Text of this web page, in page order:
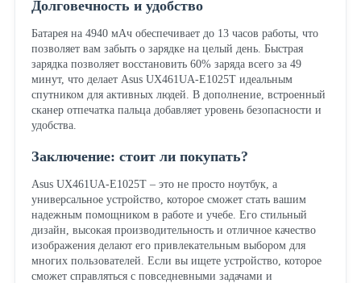
Долговечность и удобство
Батарея на 4940 мАч обеспечивает до 13 часов работы, что
позволяет вам забыть о зарядке на целый день. Быстрая
зарядка позволяет восстановить 60% заряда всего за 49
минут, что делает Asus UX461UA-E1025T идеальным
спутником для активных людей. В дополнение, встроенный
сканер отпечатка пальца добавляет уровень безопасности и
удобства.
Заключение: стоит ли покупать?
Asus UX461UA-E1025T – это не просто ноутбук, а
универсальное устройство, которое сможет стать вашим
надежным помощником в работе и учебе. Его стильный
дизайн, высокая производительность и отличное качество
изображения делают его привлекательным выбором для
многих пользователей. Если вы ищете устройство, которое
сможет справляться с повседневными задачами и